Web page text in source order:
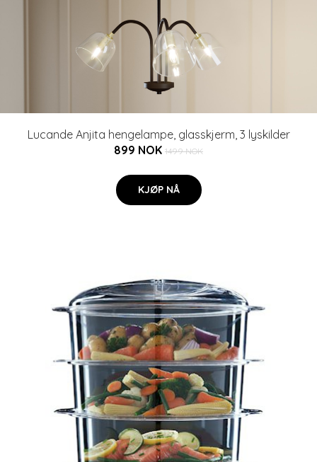
Lucande Anjita hengelampe, glasskjerm, 3 lyskilder
899 NOK 1499 NOK
KJØP NÅ